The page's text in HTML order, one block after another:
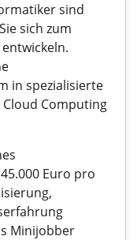
sind
sich zum
in spezialisierte
Computing
Euro pro
Minijobber